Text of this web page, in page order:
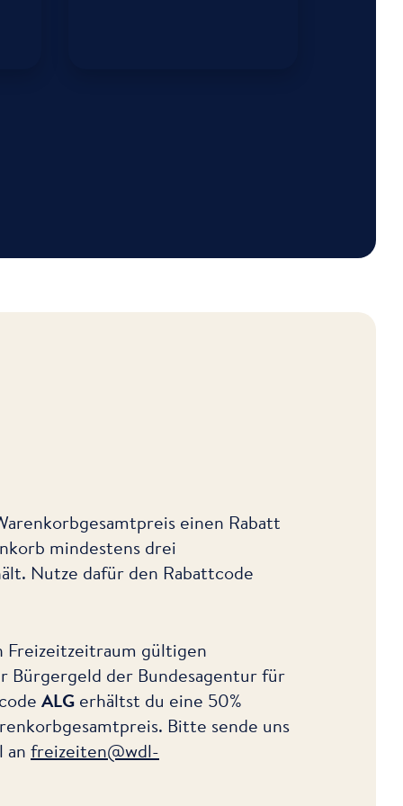
einen Rabatt
mindestens drei
Nutze dafür den Rabattcode
Freizeitzeitraum gültigen
Bürgergeld der Bundesagentur für
ALG erhältst du eine 50%
Bitte sende uns
an freizeiten@wdl-